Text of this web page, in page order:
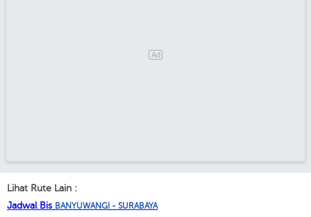
Ad
Lihat Rute Lain :
Jadwal Bis BANYUWANGI - SURABAYA